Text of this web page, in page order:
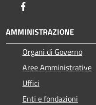
AMMINISTRAZIONE
Organi di Governo
Aree Amministrative
Uffici
Enti e fondazioni